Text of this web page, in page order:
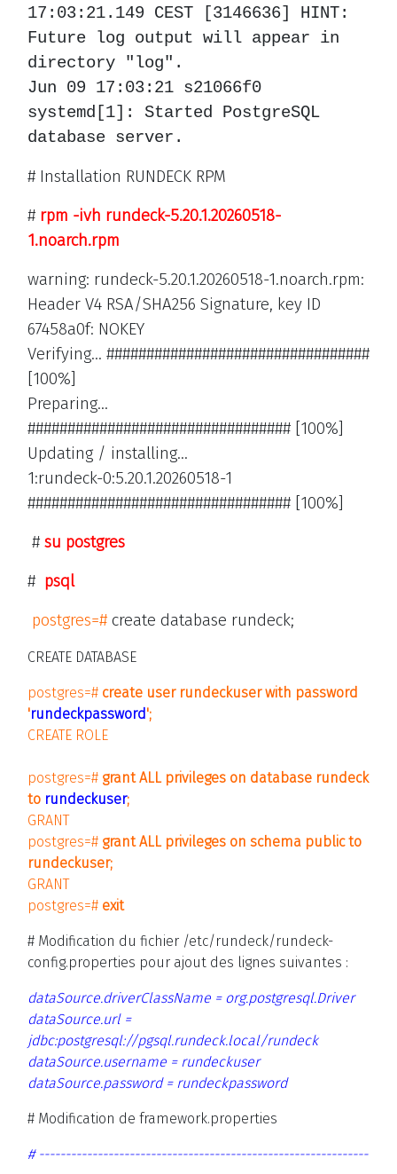
17:03:21.149 CEST [3146636] HINT:
Future log output will appear in
directory "log".
Jun 09 17:03:21 s21066f0
systemd[1]: Started PostgreSQL
database server.
# Installation RUNDECK RPM
# rpm -ivh rundeck-5.20.1.20260518-
1.noarch.rpm
warning: rundeck-5.20.1.20260518-1.noarch.rpm:
Header V4 RSA/SHA256 Signature, key ID
67458a0f: NOKEY
Verifying... #################################
[100%]
Preparing...
################################# [100%]
Updating / installing...
1:rundeck-0:5.20.1.20260518-1
################################# [100%]
# su postgres
# psql
postgres=#create database rundeck;
CREATE DATABASE
postgres=# create user rundeckuser with password
'rundeckpassword';
CREATE ROLE
postgres=# grant ALL privileges on database rundeck
to rundeckuser;
GRANT
postgres=# grant ALL privileges on schema public to
rundeckuser;
GRANT
postgres=# exit
# Modification du fichier /etc/rundeck/rundeck-
config.properties pour ajout des lignes suivantes :
dataSource.driverClassName = org.postgresql.Driver
dataSource.url =
jdbc:postgresql://pgsql.rundeck.local/rundeck
dataSource.username = rundeckuser
dataSource.password = rundeckpassword
# Modification de framework.properties
# --------------------------------------------------------------